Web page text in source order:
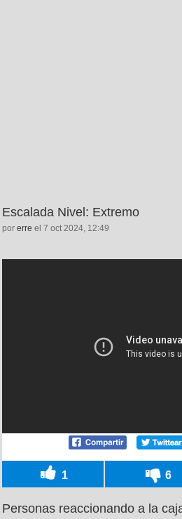
Escalada Nivel: Extremo
por erre el 7 oct 2024, 12:49
1 6
Personas reaccionando a la